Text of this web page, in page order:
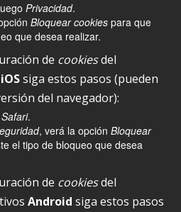
Privacidad.
Bloquear cookies para que
que desea realizar.
de cookiesdel
siga estos pasos (pueden
del navegador):
Safari.
, verá la opción Bloquear
el tipo de bloqueo que desea
de cookiesdel
Android siga estos pasos